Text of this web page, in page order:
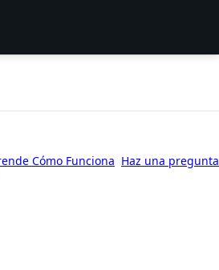
Cómo Funciona Haz una pregunta